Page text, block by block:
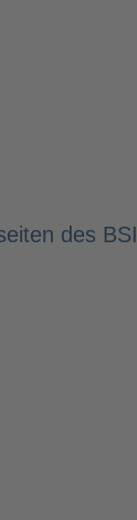
des BSI